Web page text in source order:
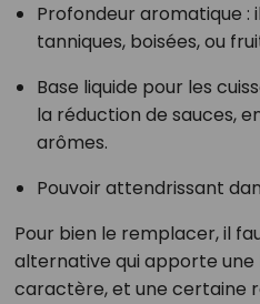
Profondeur aromatique :
tanniques, boisées, ou
Base liquide pour les
la réduction de sauces,
arômes.
Pouvoir attendrissant
Pour bien le remplacer, il
alternative qui apporte une
caractère, et une certaine